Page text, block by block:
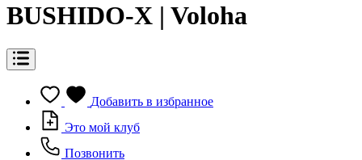
BUSHIDO-X | Voloha
Добавить в избранное
Это мой клуб
Позвонить